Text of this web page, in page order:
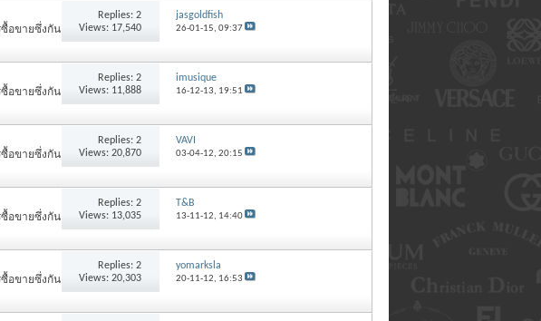
ซื้อขายซึ่งกัน
Replies: 2
Views: 17,540
jasgoldfish
26-01-15, 09:37
ซื้อขายซึ่งกัน
Replies: 2
Views: 11,888
imusique
16-12-13, 19:51
ซื้อขายซึ่งกัน
Replies: 2
Views: 20,870
VAVI
03-04-12, 20:15
ซื้อขายซึ่งกัน
Replies: 2
Views: 13,035
T&B
13-11-12, 14:40
ซื้อขายซึ่งกัน
Replies: 2
Views: 20,303
yomarksla
20-11-12, 16:53